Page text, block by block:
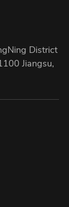
District
Jiangsu,